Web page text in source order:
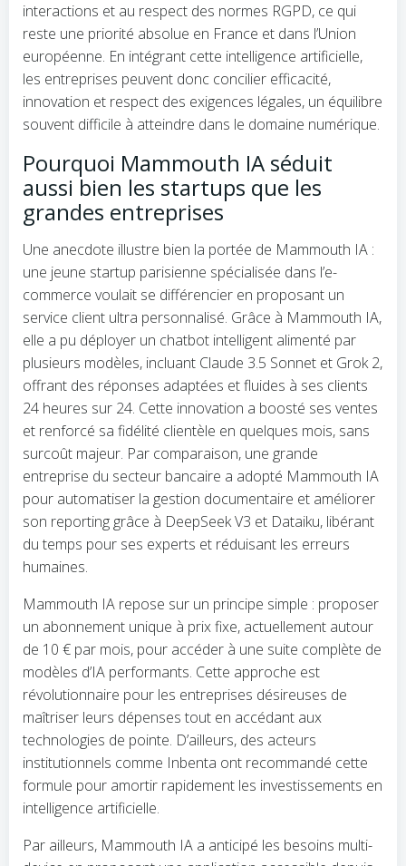
interactions et au respect des normes RGPD, ce qui
reste une priorité absolue en France et dans l’Union
européenne. En intégrant cette intelligence artificielle,
les entreprises peuvent donc concilier efficacité,
innovation et respect des exigences légales, un équilibre
souvent difficile à atteindre dans le domaine numérique.
Pourquoi Mammouth IA séduit
aussi bien les startups que les
grandes entreprises
Une anecdote illustre bien la portée de Mammouth IA :
une jeune startup parisienne spécialisée dans l’e-
commerce voulait se différencier en proposant un
service client ultra personnalisé. Grâce à Mammouth IA,
elle a pu déployer un chatbot intelligent alimenté par
plusieurs modèles, incluant Claude 3.5 Sonnet et Grok 2,
offrant des réponses adaptées et fluides à ses clients
24 heures sur 24. Cette innovation a boosté ses ventes
et renforcé sa fidélité clientèle en quelques mois, sans
surcoût majeur. Par comparaison, une grande
entreprise du secteur bancaire a adopté Mammouth IA
pour automatiser la gestion documentaire et améliorer
son reporting grâce à DeepSeek V3 et Dataiku, libérant
du temps pour ses experts et réduisant les erreurs
humaines.
Mammouth IA repose sur un principe simple : proposer
un abonnement unique à prix fixe, actuellement autour
de 10 € par mois, pour accéder à une suite complète de
modèles d’IA performants. Cette approche est
révolutionnaire pour les entreprises désireuses de
maîtriser leurs dépenses tout en accédant aux
technologies de pointe. D’ailleurs, des acteurs
institutionnels comme Inbenta ont recommandé cette
formule pour amortir rapidement les investissements en
intelligence artificielle.
Par ailleurs, Mammouth IA a anticipé les besoins multi-